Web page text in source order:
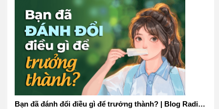
Bạn đã đánh đổi điều gì để trưởng thành? | Blog Radio 906